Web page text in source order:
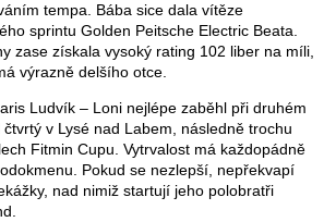
tempa. Bába sice dala vítěze
sprintu Golden Peitsche Electric Beata.
zase získala vysoký rating 102 liber na míli,
výrazně delšího otce.
Ludvík – Loni nejlépe zaběhl při druhém
v Lysé nad Labem, následně trochu
Fitmin Cupu. Vytrvalost má každopádně
Pokud se nezlepší, nepřekvapí
nad nimiž startují jeho polobratři